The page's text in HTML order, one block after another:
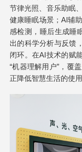
节律光照、音乐助眠
健康睡眠场景；AI辅
感检测，睡后生成睡
出的科学分析与反
闭环。在AI技术的赋
“机器理解用户”，覆
正降低智慧生活的使用